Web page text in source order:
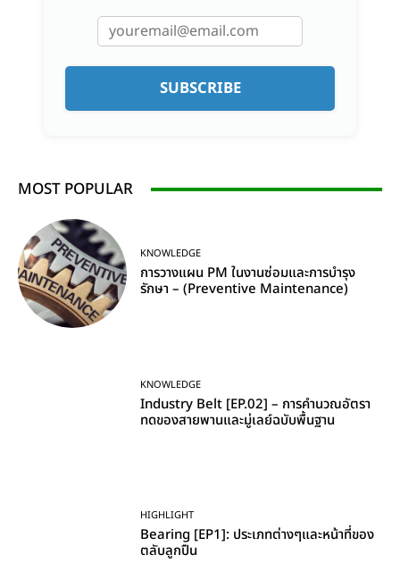
SUBSCRIBE
MOST POPULAR
KNOWLEDGE
การวางแผน PM ในงานซ่อมและการบำรุง
รักษา – (Preventive Maintenance)
KNOWLEDGE
Industry Belt [EP.02] – การคำนวณอัตรา
ทดของสายพานและมู่เลย์ฉบับพื้นฐาน
HIGHLIGHT
Bearing [EP1]: ประเภทต่างๆและหน้าที่ของ
ตลับลูกปืน